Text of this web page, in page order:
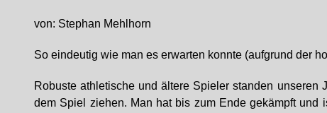
von: Stephan Mehlhorn
So eindeutig wie man es erwarten konnte (aufgrund der
Robuste athletische und ältere Spieler standen
dem Spiel ziehen. Man hat bis zum Ende gekämpft